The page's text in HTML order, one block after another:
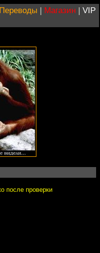
Переводы | Магазин | VIP
после проверки